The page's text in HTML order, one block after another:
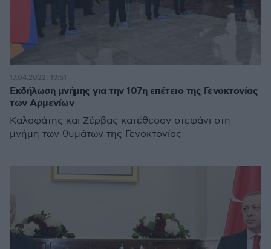
Εκδήλωση μνήμης για την 107η επέτειο της Γενοκτονίας
των Αρμενίων
Καλαφάτης και Ζέρβας κατέθεσαν στεφάνι στη
μνήμη των θυμάτων της Γενοκτονίας
17.04.2022, 19:51